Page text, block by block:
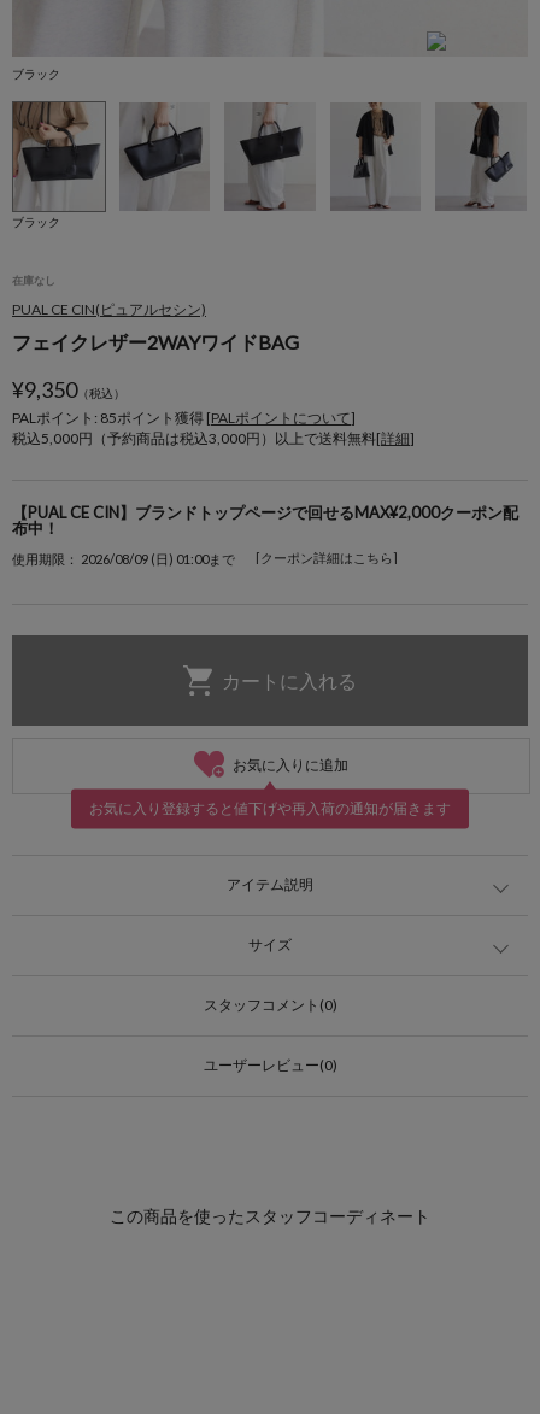
ブラック
ブラック
在庫なし
PUAL CE CIN(ピュアルセシン)
フェイクレザー2WAYワイドBAG
¥9,350（税込）
PALポイント: 85ポイント獲得 [PALポイントについて]
税込5,000円（予約商品は税込3,000円）以上で送料無料[詳細]
【PUAL CE CIN】ブランドトップページで回せるMAX¥2,000クーポン配
布中！
使用期限： 2026/08/09 (日) 01:00まで [クーポン詳細はこちら]
お気に入りに追加
お気に入り登録すると値下げや再入荷の通知が届きます
アイテム説明
サイズ
スタッフコメント(0)
ユーザーレビュー(0)